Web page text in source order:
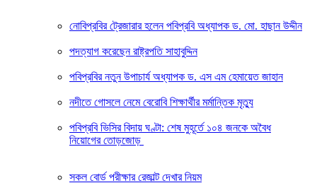
নোবিপ্রবির ট্রেজারার হলেন পবিপ্রবি অধ্যাপক ড. মো. হাছান উদ্দীন
পদত্যাগ করেছেন রাষ্ট্রপতি সাহাবুদ্দিন
পবিপ্রবির নতুন উপাচার্য অধ্যাপক ড. এস এম হেমায়েত জাহান
নদীতে গোসলে নেমে বেরোবি শিক্ষার্থীর মর্মান্তিক মৃত্যু
পবিপ্রবি ভিসির বিদায় ঘণ্টা: শেষ মুহূর্তে ১০৪ জনকে অবৈধ
নিয়োগের তোড়জোড়
সকল বোর্ড পরীক্ষার রেজাল্ট দেখার নিয়ম